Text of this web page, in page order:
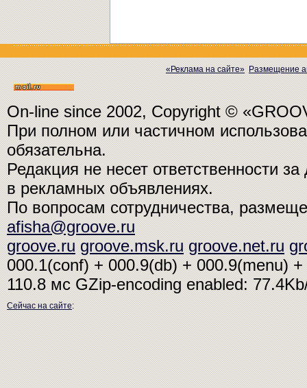
«Реклама на сайте» Размещение
On-line since 2002, Copyright ©
При полном или частичном
обязательна.
Редакция не несет ответственности
в рекламных объявлениях.
По вопросам сотрудничества,
afisha@groove.ru
groove.ru groove.msk.ru groove.net.ru
000.1(conf) + 000.9(db) + 000.9(menu)
110.8 мсGZip-encoding enabled:
Сейчас на сайте: